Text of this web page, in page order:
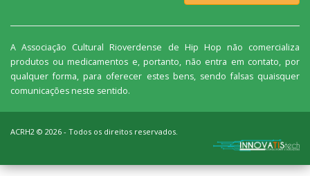
A Associação Cultural Rioverdense de Hip Hop não comercializa
produtos ou medicamentos e, portanto, não entra em contato, por
qualquer forma, para oferecer estes bens, sendo falsas quaisquer
comunicações neste sentido.
ACRH2 © 2026 - Todos os direitos reservados.